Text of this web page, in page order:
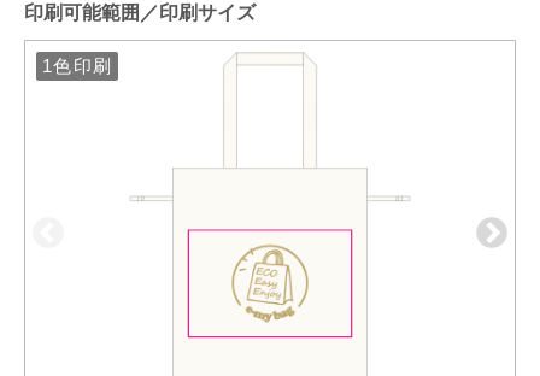
印刷可能範囲／印刷サイズ
1色印刷
1色印刷